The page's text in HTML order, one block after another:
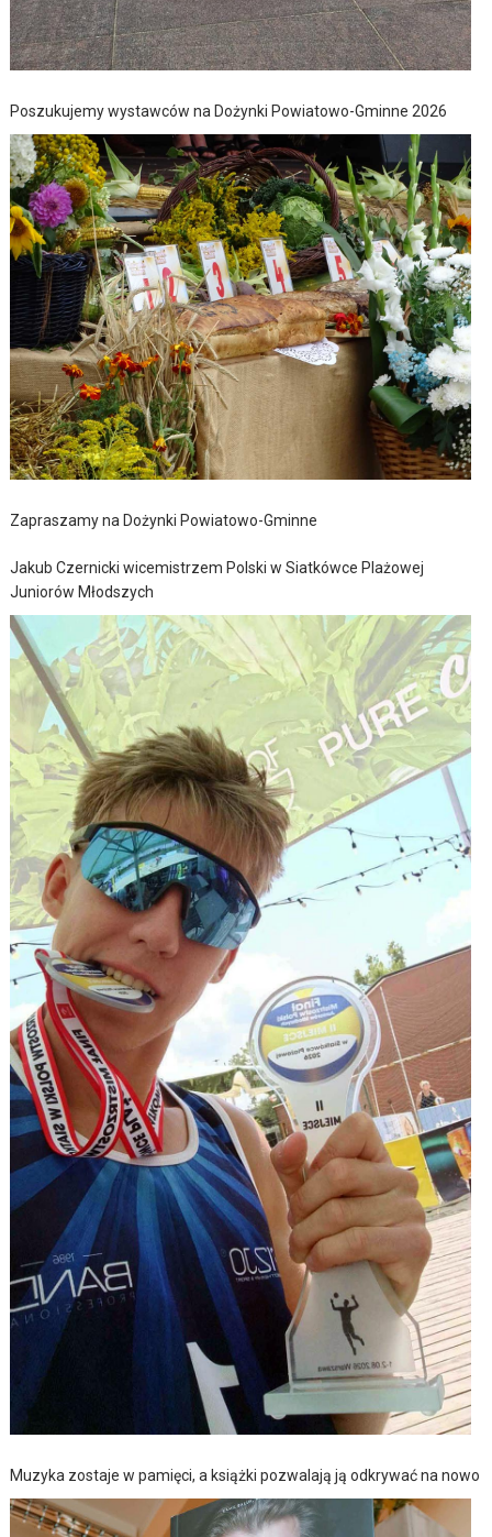
Poszukujemy wystawców na Dożynki Powiatowo-Gminne 2026
Zapraszamy na Dożynki Powiatowo-Gminne
Jakub Czernicki wicemistrzem Polski w Siatkówce Plażowej
Juniorów Młodszych
Muzyka zostaje w pamięci, a książki pozwalają ją odkrywać na nowo